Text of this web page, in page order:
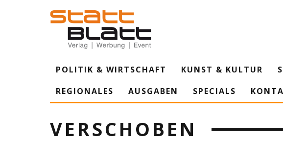
POLITIK & WIRTSCHAFT KUNST & KULTUR
REGIONALES
AUSGABEN SPECIALS
VERSCHOBEN